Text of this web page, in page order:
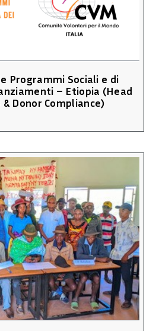
Programmi Sociali e di
– Etiopia (Head
Donor Compliance)